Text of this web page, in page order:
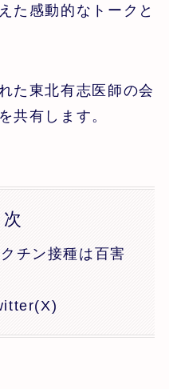
た感動的なトークと
た東北有志医師の会
共有します。
次
チン接種は百害